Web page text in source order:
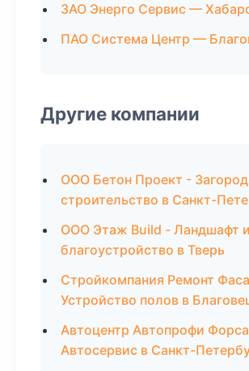
ЗАО Энерго Сервис —
ПАО Система Центр —
Другие компании
ООО Бетон Проект -
строительство в Санкт-
ООО Этаж Build - Ландшафт и
благоустройство в Тверь
Стройкомпания Ремонт
Устройство полов в
Автоцентр Автопрофи
Автосервис в Санкт-